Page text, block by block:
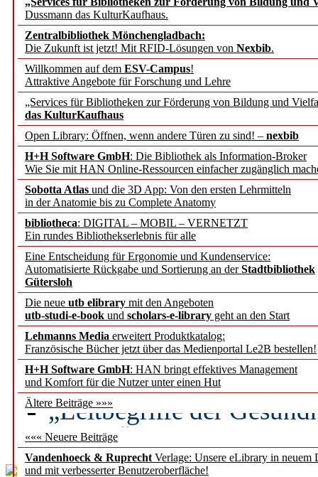
Dussmann das KulturKaufhaus.
Zentralbibliothek Mönchengladbach:
Die Zukunft ist jetzt! Mit RFID-Lösungen von Nexbib.
Willkommen auf dem ESV-Campus!
Attraktive Angebote für Forschung und Lehre
„Services für Bibliotheken zur Förderung von Bildung und
das KulturKaufhaus
Open Library: Öffnen, wenn andere Türen zu sind! – nexbib
H+H Software GmbH: Die Bibliothek als Information-Broker
Wie Sie mit HAN Online-Ressourcen einfacher zugänglich
Sobotta Atlas und die 3D App: Von den ersten Lehrmitteln
in der Anatomie bis zu Complete Anatomy
bibliotheca: DIGITAL – MOBIL – VERNETZT
Ein rundes Bibliothekserlebnis für alle
Eine Entscheidung für Ergonomie und Kundenservice:
Automatisierte Rückgabe und Sortierung an derStadtbibliothek
Gütersloh
Die neue utb elibrary mit den Angeboten
utb-studi-e-book und scholars-e-library geht an den Start
Lehmanns Media erweitert Produktkatalog:
Französische Bücher jetzt über das Medienportal Le2B bestellen!
H+H Software GmbH: HAN bringt effektives Management
und Komfort für die Nutzer unter einen Hut
Ältere Beiträge »»»
««« Neuere Beiträge
Vandenhoeck & Ruprecht Verlage: Unsere eLibrary in neuem
und mit verbesserter Benutzeroberfläche!
angepasst
konstruktiv!
Mohr Siebeck
und die Zeitschrift für
Francke Attempto
EBSCO Information
Recherchefunktionen in
Sorbisches Institut neu
Geschichte und
Künstliche Intelligenz
besser zu verstehen
„Leitbegriffe der
des BIÖG erscheinen